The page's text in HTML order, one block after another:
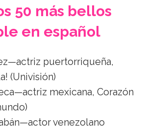
50 más bellos
en español
puertorriqueña,
(Univisión)
mexicana, Corazón
venezolano